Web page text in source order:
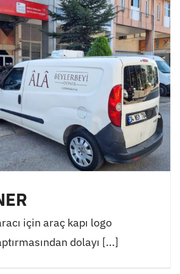
için araç kapı logo
dolayı [...]